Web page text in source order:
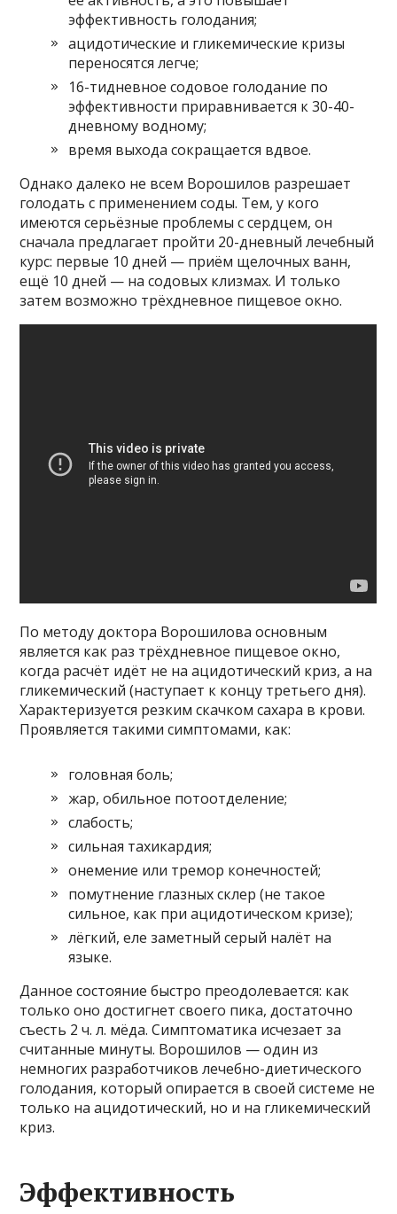
эффективность голодания;
ацидотические и гликемические кризы
переносятся легче;
16-тидневное содовое голодание по
эффективности приравнивается к 30-40-
дневному водному;
время выхода сокращается вдвое.
Однако далеко не всем Ворошилов разрешает
голодать с применением соды. Тем, у кого
имеются серьёзные проблемы с сердцем, он
сначала предлагает пройти 20-дневный лечебный
курс: первые 10 дней — приём щелочных ванн,
ещё 10 дней — на содовых клизмах. И только
затем возможно трёхдневное пищевое окно.
По методу доктора Ворошилова основным
является как раз трёхдневное пищевое окно,
когда расчёт идёт не на ацидотический криз, а на
гликемический (наступает к концу третьего дня).
Характеризуется резким скачком сахара в крови.
Проявляется такими симптомами, как:
головная боль;
жар, обильное потоотделение;
слабость;
сильная тахикардия;
онемение или тремор конечностей;
помутнение глазных склер (не такое
сильное, как при ацидотическом кризе);
лёгкий, еле заметный серый налёт на
языке.
Данное состояние быстро преодолевается: как
только оно достигнет своего пика, достаточно
съесть 2 ч. л. мёда. Симптоматика исчезает за
считанные минуты. Ворошилов — один из
немногих разработчиков лечебно-диетического
голодания, который опирается в своей системе не
только на ацидотический, но и на гликемический
криз.
Эффективность